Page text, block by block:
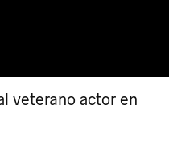
veterano actor en